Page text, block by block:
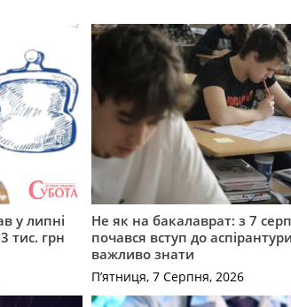
у липні
тис. грн
Не як на бакалаврат: з 7
почався вступ до
важливо знати
П’ятниця, 7 Серпня, 2026